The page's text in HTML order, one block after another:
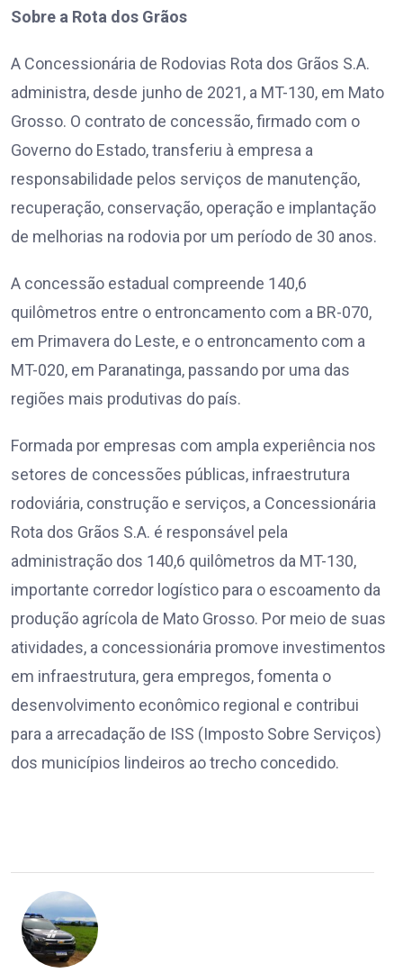
Sobre a Rota dos Grãos
A Concessionária de Rodovias Rota dos Grãos S.A.
administra, desde junho de 2021, a MT-130, em Mato
Grosso. O contrato de concessão, firmado com o
Governo do Estado, transferiu à empresa a
responsabilidade pelos serviços de manutenção,
recuperação, conservação, operação e implantação
de melhorias na rodovia por um período de 30 anos.
A concessão estadual compreende 140,6
quilômetros entre o entroncamento com a BR-070,
em Primavera do Leste, e o entroncamento com a
MT-020, em Paranatinga, passando por uma das
regiões mais produtivas do país.
Formada por empresas com ampla experiência nos
setores de concessões públicas, infraestrutura
rodoviária, construção e serviços, a Concessionária
Rota dos Grãos S.A. é responsável pela
administração dos 140,6 quilômetros da MT-130,
importante corredor logístico para o escoamento da
produção agrícola de Mato Grosso. Por meio de suas
atividades, a concessionária promove investimentos
em infraestrutura, gera empregos, fomenta o
desenvolvimento econômico regional e contribui
para a arrecadação de ISS (Imposto Sobre Serviços)
dos municípios lindeiros ao trecho concedido.